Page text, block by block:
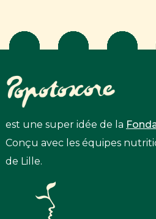
est une super idée de la
Conçu avec les équipes
de Lille.